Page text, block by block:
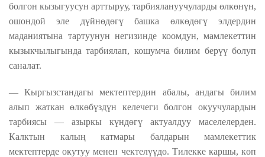
болгон кызыгуусун арттыруу, тарбиялануучуларды өлкөнүн,
ошондой эле дүйнөдөгү башка өлкөдөгү элдердин
маданиятына тартуунун негизинде коомдун, мамлекеттин
кызыкчылыгында тарбиялап, кошумча билим берүү болуп
саналат.
— Кыргызстандагы мектептердин абалы, андагы билим
алып жаткан өлкөбүздүн келечеги болгон окуучулардын
тарбиясы — азыркы күндөгү актуалдуу маселелерден.
Калктын калың катмары балдарын мамлекеттик
мектептерде окутуу менен чектелүүдө. Тилекке каршы, көп